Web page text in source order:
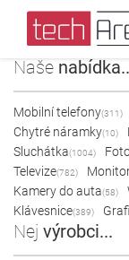
Naše
Mobilní telefony(311)
Chytré náramky(10)
Sluchátka(1004)
Televize(782)
Kamery do auta(58)
Klávesnice(389)
Nej výrobci...